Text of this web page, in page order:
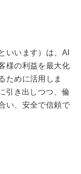
いいます）は、AI
様の利益を最大化
ために活用しま
引き出しつつ、倫
い、安全で信頼で